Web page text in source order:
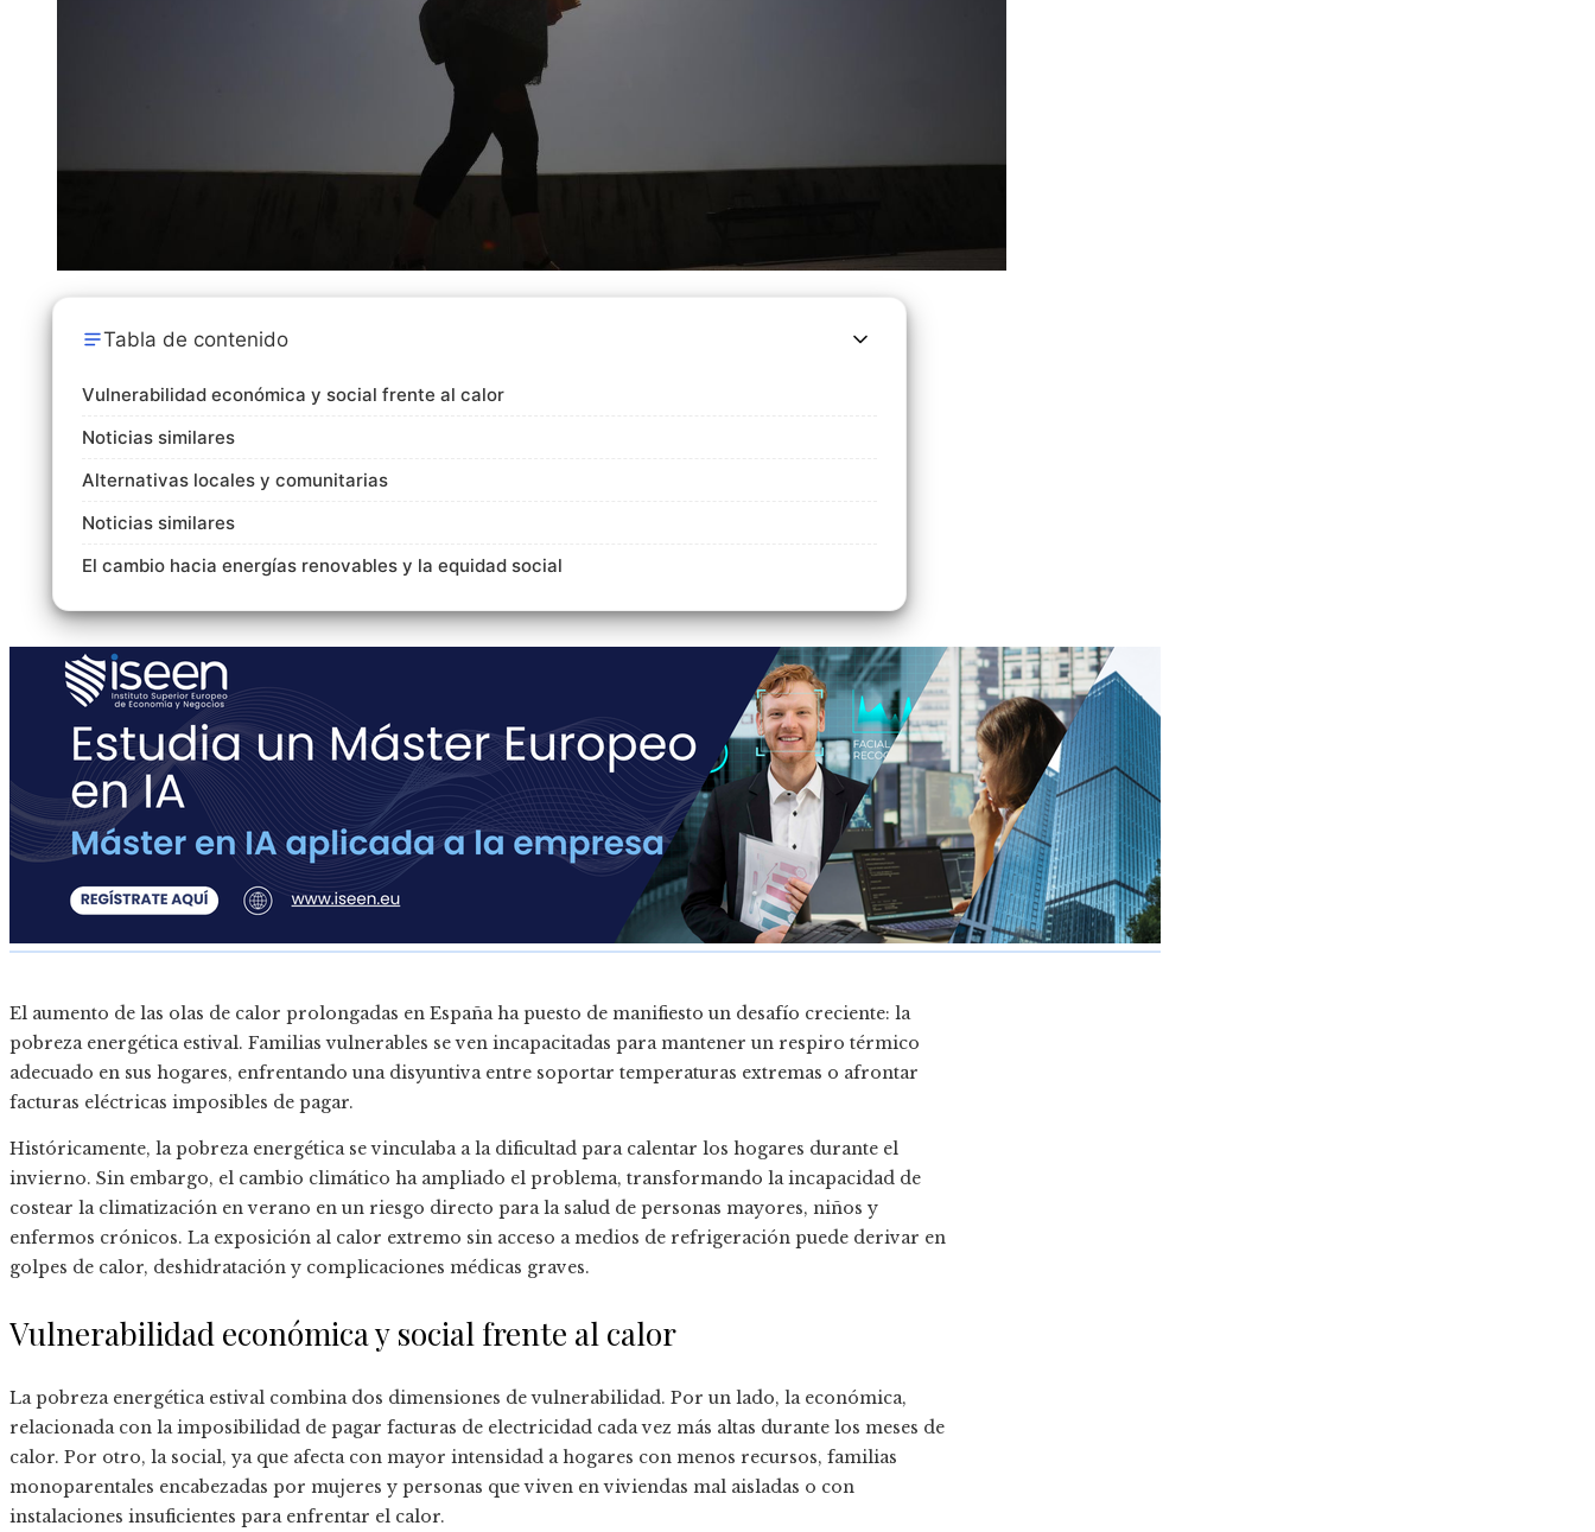
Tabla de contenido
Vulnerabilidad económica y social frente al calor
Noticias similares
Alternativas locales y comunitarias
Noticias similares
El cambio hacia energías renovables y la equidad social
El aumento de las olas de calor prolongadas en España ha puesto de manifiesto un desafío creciente: la
pobreza energética estival. Familias vulnerables se ven incapacitadas para mantener un respiro térmico
adecuado en sus hogares, enfrentando una disyuntiva entre soportar temperaturas extremas o afrontar
facturas eléctricas imposibles de pagar.
Históricamente, la pobreza energética se vinculaba a la dificultad para calentar los hogares durante el
invierno. Sin embargo, el cambio climático ha ampliado el problema, transformando la incapacidad de
costear la climatización en verano en un riesgo directo para la salud de personas mayores, niños y
enfermos crónicos. La exposición al calor extremo sin acceso a medios de refrigeración puede derivar en
golpes de calor, deshidratación y complicaciones médicas graves.
Vulnerabilidad económica y social frente al calor
La pobreza energética estival combina dos dimensiones de vulnerabilidad. Por un lado, la económica,
relacionada con la imposibilidad de pagar facturas de electricidad cada vez más altas durante los meses de
calor. Por otro, la social, ya que afecta con mayor intensidad a hogares con menos recursos, familias
monoparentales encabezadas por mujeres y personas que viven en viviendas mal aisladas o con
instalaciones insuficientes para enfrentar el calor.